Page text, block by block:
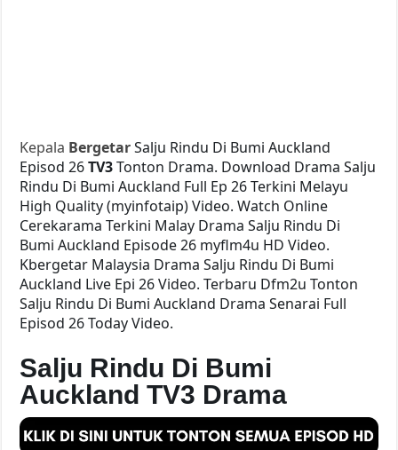
Kepala BergetarSalju Rindu Di Bumi Auckland
Episod 26TV3Tonton Drama. Download Drama Salju
Rindu Di Bumi Auckland Full Ep 26 Terkini Melayu
High Quality (myinfotaip) Video. Watch Online
Cerekarama Terkini Malay Drama Salju Rindu Di
Bumi Auckland Episode 26 myflm4u HD Video.
Kbergetar Malaysia Drama Salju Rindu Di Bumi
Auckland Live Epi 26 Video. Terbaru Dfm2u Tonton
Salju Rindu Di Bumi Auckland Drama Senarai Full
Episod 26 Today Video.
Salju Rindu Di Bumi
Auckland TV3 Drama